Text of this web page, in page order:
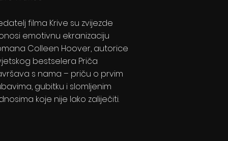
filma Krive su zvijezde
emotivnu ekranizaciju
Colleen Hoover, autorice
bestselera Priča
s nama – priču o prvim
gubitku i slomljenim
koje nije lako zaliječiti.